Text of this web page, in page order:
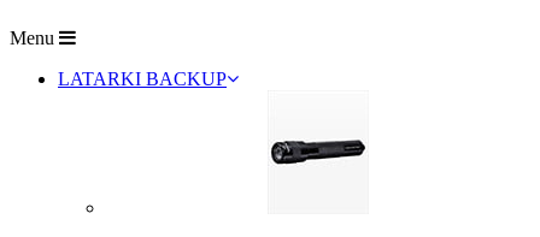
Menu
LATARKI BACKUP